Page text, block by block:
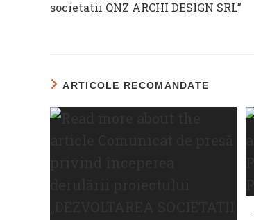
societatii QNZ ARCHI DESIGN SRL”
ARTICOLE RECOMANDATE